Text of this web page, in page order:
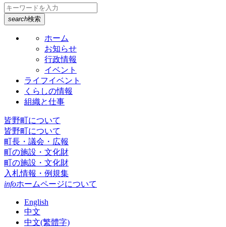
search検索
ホーム
お知らせ
行政情報
イベント
ライフイベント
くらしの情報
組織と仕事
皆野町について
皆野町について
町長・議会・広報
町の施設・文化財
町の施設・文化財
入札情報・例規集
infoホームページについて
English
中文
中文(繁體字)